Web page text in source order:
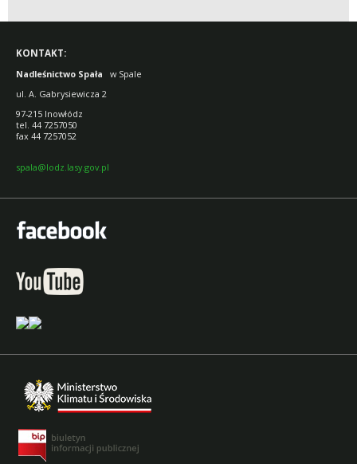
KONTAKT:
Nadleśnictwo Spała
w Spale
ul. A. Gabrysiewicza 2
97-215 Inowłódz
tel. 44 7257050
fax 44 7257052
spala@lodz.lasy.gov.pl